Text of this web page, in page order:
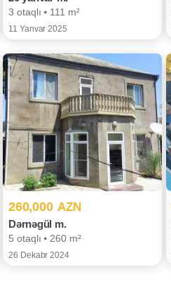
3 otaqlı ⦁ 111 m²
11 Yanvar 2025
260,000 AZN
Dərnəgül m.
5 otaqlı ⦁ 260 m²
26 Dekabr 2024